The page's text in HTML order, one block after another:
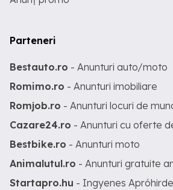
Parteneri
Bestauto.ro - Anunturi auto/moto
Romimo.ro - Anunturi imobiliare
Romjob.ro - Anunturi locuri de
Cazare24.ro - Anunturi cu oferte
Bestbike.ro - Anunturi moto
Animalutul.ro - Anunturi gratuite
Startapro.hu - Ingyenes